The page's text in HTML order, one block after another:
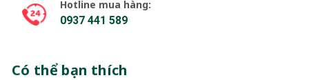
Hotline mua hàng:
0937 441 589
Có thể bạn thích